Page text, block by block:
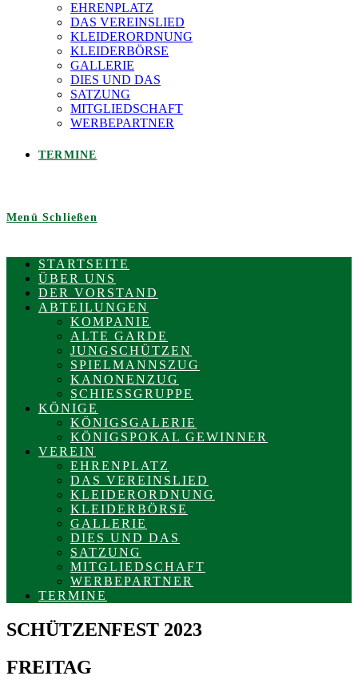
EHRENPLATZ
DAS VEREINSLIED
KLEIDERORDNUNG
KLEIDERBÖRSE
GALLERIE
DIES UND DAS
SATZUNG
MITGLIEDSCHAFT
WERBEPARTNER
TERMINE
Menü Schließen
STARTSEITE
ÜBER UNS
DER VORSTAND
ABTEILUNGEN
KOMPANIE
ALTE GARDE
JUNGSCHÜTZEN
SPIELMANNSZUG
KANONENZUG
SCHIESSGRUPPE
KÖNIGE
KÖNIGSGALERIE
KÖNIGSPOKAL GEWINNER
VEREIN
EHRENPLATZ
DAS VEREINSLIED
KLEIDERORDNUNG
KLEIDERBÖRSE
GALLERIE
DIES UND DAS
SATZUNG
MITGLIEDSCHAFT
WERBEPARTNER
TERMINE
SCHÜTZENFEST 2023
FREITAG